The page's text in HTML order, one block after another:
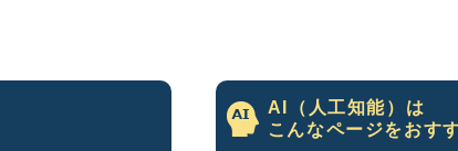
AI（人工知能）は
こんなページをおす